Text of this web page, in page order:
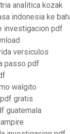
analitica kozak
indonesia ke
investigacion pdf
versiculos
passo pdf
walgito
gratis
guatemala